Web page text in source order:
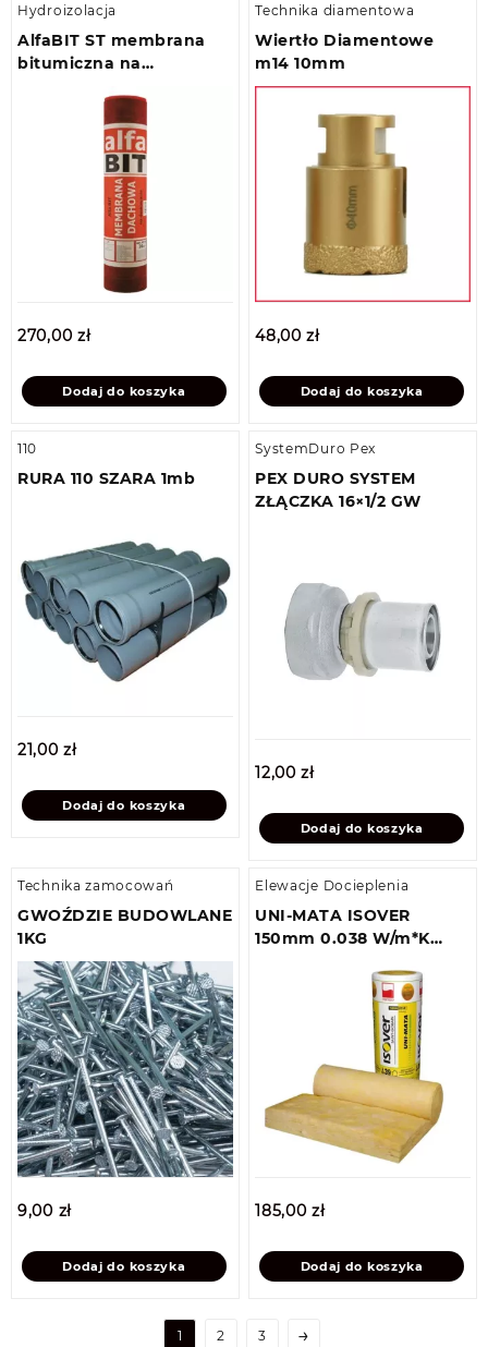
Hydroizolacja
AlfaBIT ST membrana
bitumiczna na
270,00 zł
Dodaj do koszyka
Technika diamentowa
Wiertło Diamentowe
m14 10mm
48,00zł
Dodaj do koszyka
110
RURA 110 SZARA 1mb
21,00zł
Dodaj do koszyka
SystemDuro Pex
PEX DURO SYSTEM
ZŁĄCZKA 16×1/2 GW
12,00zł
Dodaj do koszyka
Technika zamocowań
GWOŹDZIE BUDOWLANE
1KG
9,00 zł
Dodaj do koszyka
Elewacje Docieplenia
UNI-MATA ISOVER
150mm 0.038 W/m*K
185,00zł
Dodaj do koszyka
1 2 3 →